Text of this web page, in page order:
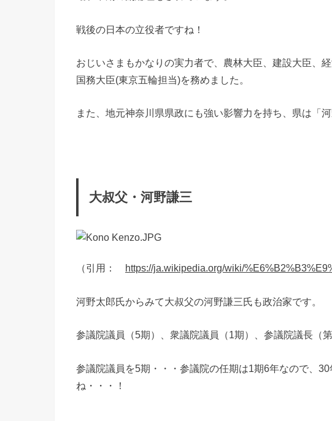
戦後の日本の立役者ですね！
おじいさまもかなりの実力者で、農林大臣、建設大臣、
国務大臣(東京五輪担当)を務めました。
また、地元神奈川県県政にも強い影響力を持ち、県は「
大叔父・河野謙三
（引用： https://ja.wikipedia.org/wiki/
河野太郎氏からみて大叔父の河野謙三氏も政治家です。
参議院議員（5期）、衆議院議員（1期）、参議院議長（
参議院議員を5期・・・参議院の任期は1期6年なので、
ね・・・！